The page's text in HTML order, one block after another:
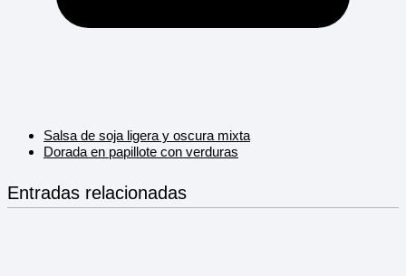
Salsa de soja ligera y oscura mixta
Dorada en papillote con verduras
Entradas relacionadas